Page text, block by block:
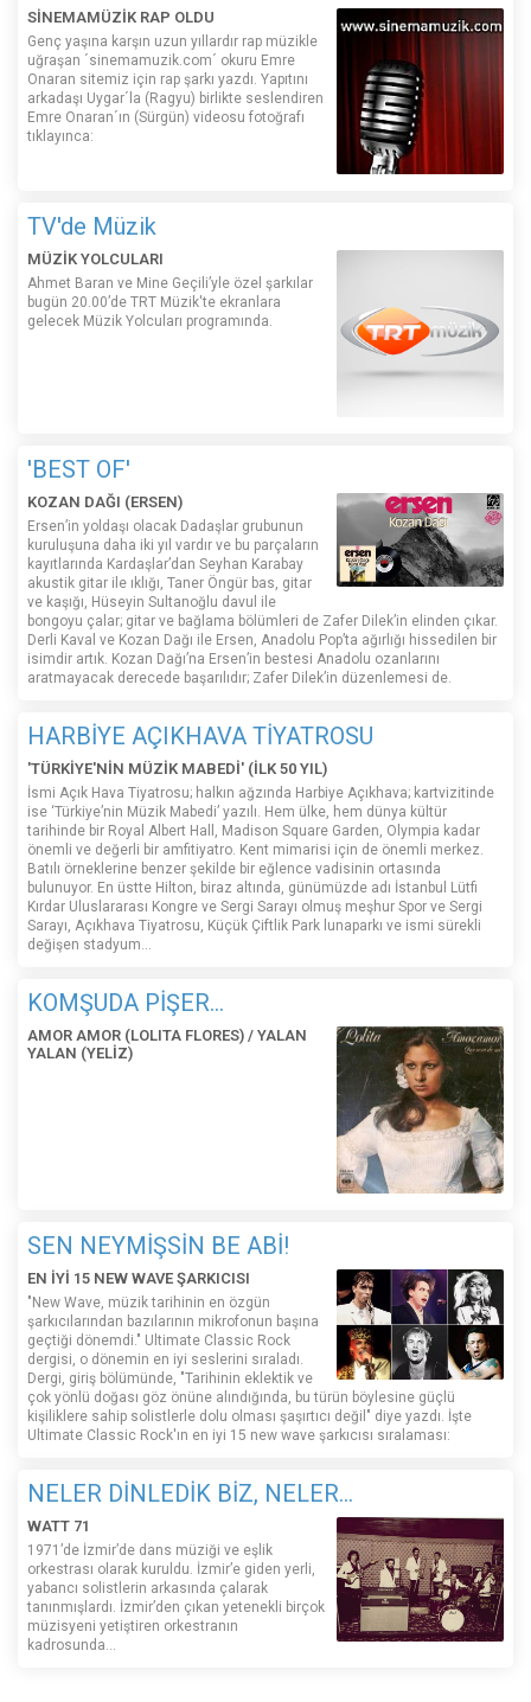
SİNEMAMÜZİK RAP OLDU
Genç yaşına karşın uzun yıllardır rap müzikle
uğraşan ´sinemamuzik.com´ okuru Emre
Onaran sitemiz için rap şarkı yazdı. Yapıtını
arkadaşı Uygar´la (Ragyu) birlikte seslendiren
Emre Onaran´ın (Sürgün) videosu fotoğrafı
tıklayınca:
TV'de Müzik
MÜZİK YOLCULARI
Ahmet Baran ve Mine Geçili’yle özel şarkılar
bugün 20.00’de TRT Müzik'te ekranlara
gelecek Müzik Yolcuları programında.
'BEST OF'
KOZAN DAĞI (ERSEN)
Ersen’in yoldaşı olacak Dadaşlar grubunun
kuruluşuna daha iki yıl vardır ve bu parçaların
kayıtlarında Kardaşlar’dan Seyhan Karabay
akustik gitar ile ıklığı, Taner Öngür bas, gitar
ve kaşığı, Hüseyin Sultanoğlu davul ile
bongoyu çalar; gitar ve bağlama bölümleri de Zafer Dilek’in elinden çıkar.
Derli Kaval ve Kozan Dağı ile Ersen, Anadolu Pop’ta ağırlığı hissedilen bir
isimdir artık. Kozan Dağı’na Ersen’in bestesi Anadolu ozanlarını
aratmayacak derecede başarılıdır; Zafer Dilek’in düzenlemesi de.
HARBİYE AÇIKHAVA TİYATROSU
'TÜRKİYE'NİN MÜZİK MABEDİ' (İLK 50 YIL)
İsmi Açık Hava Tiyatrosu; halkın ağzında Harbiye Açıkhava; kartvizitinde
ise ‘Türkiye’nin Müzik Mabedi’ yazılı. Hem ülke, hem dünya kültür
tarihinde bir Royal Albert Hall, Madison Square Garden, Olympia kadar
önemli ve değerli bir amfitiyatro. Kent mimarisi için de önemli merkez.
Batılı örneklerine benzer şekilde bir eğlence vadisinin ortasında
bulunuyor. En üstte Hilton, biraz altında, günümüzde adı İstanbul Lütfi
Kırdar Uluslararası Kongre ve Sergi Sarayı olmuş meşhur Spor ve Sergi
Sarayı, Açıkhava Tiyatrosu, Küçük Çiftlik Park lunaparkı ve ismi sürekli
değişen stadyum…
KOMŞUDA PİŞER...
AMOR AMOR (LOLITA FLORES) / YALAN
YALAN (YELİZ)
SEN NEYMİŞSİN BE ABİ!
EN İYİ 15 NEW WAVE ŞARKICISI
"New Wave, müzik tarihinin en özgün
şarkıcılarından bazılarının mikrofonun başına
geçtiği dönemdi." Ultimate Classic Rock
dergisi, o dönemin en iyi seslerini sıraladı.
Dergi, giriş bölümünde, "Tarihinin eklektik ve
çok yönlü doğası göz önüne alındığında, bu türün böylesine güçlü
kişiliklere sahip solistlerle dolu olması şaşırtıcı değil" diye yazdı. İşte
Ultimate Classic Rock'ın en iyi 15 new wave şarkıcısı sıralaması:
NELER DİNLEDİK BİZ, NELER...
WATT 71
1971’de İzmir’de dans müziği ve eşlik
orkestrası olarak kuruldu. İzmir’e giden yerli,
yabancı solistlerin arkasında çalarak
tanınmışlardı. İzmir’den çıkan yetenekli birçok
müzisyeni yetiştiren orkestranın
kadrosunda...